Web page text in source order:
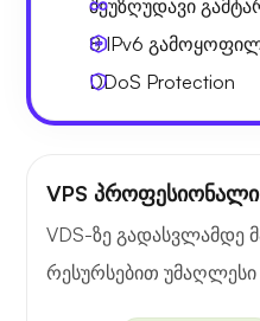
შეუზღუდავი
8 IPv6
DDoS Protection
VPS პროფესიონალი
VDS-ზე გადასვლამდე
რესურსებით